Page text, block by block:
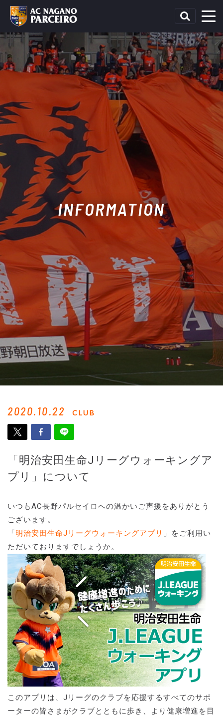
INFORMATION
2020.10.22 CLUB
「明治安田生命Jリーグウォーキングア
プリ」について
いつもAC長野パルセイロへの温かいご声援をありがとう
ございます。
「明治安田生命Jリーグウォーキングアプリ 」をご利用い
ただいておりますでしょうか。
このアプリは、Jリーグのクラブを応援するすべてのサポ
ーターの皆さまがクラブとともに歩き、より健康増進を目